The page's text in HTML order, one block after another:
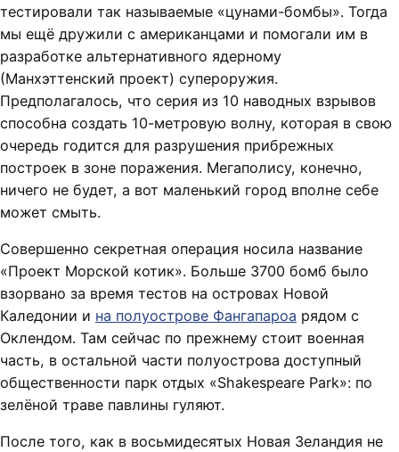
тестировали так называемые «цунами-бомбы». Тогда
мы ещё дружили с американцами и помогали им в
разработке альтернативного ядерному
(Манхэттенский проект) супероружия.
Предполагалось, что серия из 10 наводных взрывов
способна создать 10-метровую волну, которая в свою
очередь годится для разрушения прибрежных
построек в зоне поражения. Мегаполису, конечно,
ничего не будет, а вот маленький город вполне себе
может смыть.
Совершенно секретная операция носила название
«Проект Морской котик». Больше 3700 бомб было
взорвано за время тестов на островах Новой
Каледонии и на полуострове Фангапароа рядом с
Оклендом. Там сейчас по прежнему стоит военная
часть, в остальной части полуострова доступный
общественности парк отдых «Shakespeare Park»: по
зелёной траве павлины гуляют.
После того, как в восьмидесятых Новая Зеландия не